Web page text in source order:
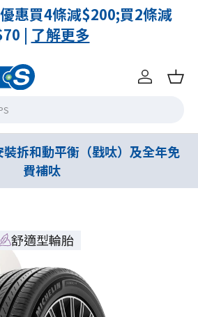
線上付訂金 · 線下付餘額」
款方式 |了解更多
登入 購
拆和動平衡（戥呔）及全年免
費補呔
舒適型輪胎